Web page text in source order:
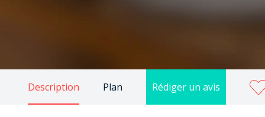
Description Plan Rédiger un avis